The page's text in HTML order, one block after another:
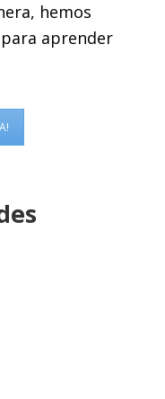
hemos
aprender